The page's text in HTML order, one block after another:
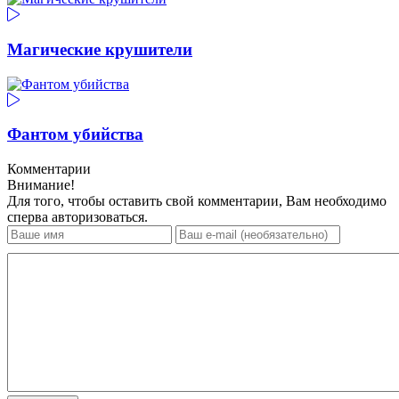
Магические крушители
Фантом убийства
Комментарии
Внимание!
Для того, чтобы оставить свой комментарии, Вам необходимо
сперва авторизоваться.